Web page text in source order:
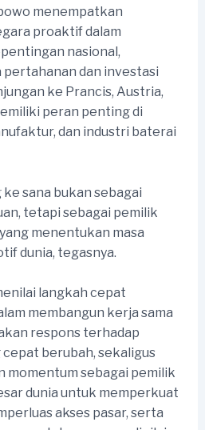
menempatkan
proaktif dalam
nasional,
dan investasi
ke Prancis, Austria,
peran penting di
dan industri baterai
ke sana bukan sebagai
tetapi sebagai pemilik
menentukan masa
dunia, tegasnya.
langkah cepat
membangun kerja sama
respons terhadap
berubah, sekaligus
momentum sebagai pemilik
dunia untuk memperkuat
akses pasar, serta